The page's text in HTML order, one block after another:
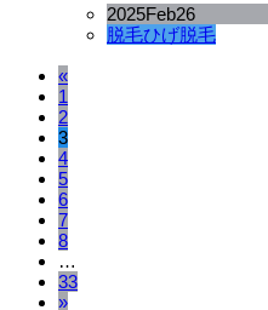
2025Feb26
脱毛ひげ脱毛
«
1
2
3
4
5
6
7
8
…
33
»